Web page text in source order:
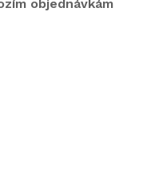
objednávkám